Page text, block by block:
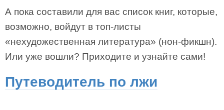
А пока составили для вас список книг, которые,
возможно, войдут в топ-листы
«нехудожественная литература» (нон-фикшн).
Или уже вошли? Приходите и узнайте сами!
Путеводитель по лжи